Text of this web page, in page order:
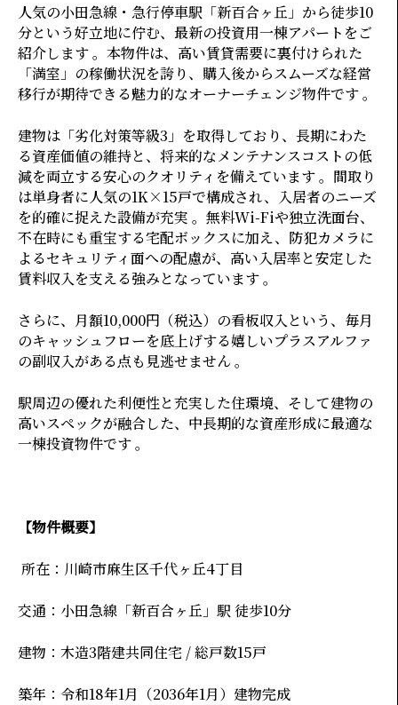
人気の小田急線・急行停車駅「新百合ヶ丘」から徒歩10
分という好立地に佇む、最新の投資用一棟アパートをご
紹介します 。本物件は、高い賃貸需要に裏付けられた
「満室」の稼働状況を誇り、購入後からスムーズな経営
移行が期待できる魅力的なオーナーチェンジ物件です 。
建物は「劣化対策等級3」を取得しており、長期にわた
る資産価値の維持と、将来的なメンテナンスコストの低
減を両立する安心のクオリティを備えています 。間取り
は単身者に人気の1K×15戸で構成され、入居者のニーズ
を的確に捉えた設備が充実 。無料Wi-Fiや独立洗面台、
不在時にも重宝する宅配ボックスに加え、防犯カメラに
よるセキュリティ面への配慮が、高い入居率と安定した
賃料収入を支える強みとなっています 。
さらに、月額10,000円（税込）の看板収入という、毎月
のキャッシュフローを底上げする嬉しいプラスアルファ
の副収入がある点も見逃せません 。
駅周辺の優れた利便性と充実した住環境、そして建物の
高いスペックが融合した、中長期的な資産形成に最適な
一棟投資物件です 。
【物件概要】
所在：川崎市麻生区千代ヶ丘4丁目
交通：小田急線「新百合ヶ丘」駅 徒歩10分
建物：木造3階建共同住宅 / 総戸数15戸
築年：令和18年1月（2036年1月）建物完成